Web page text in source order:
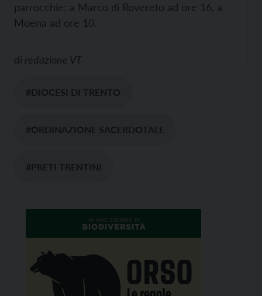
parrocchie: a Marco di Rovereto ad ore 16, a
Moena ad ore 10.
di redazione VT
#DIOCESI DI TRENTO
#ORDINAZIONE SACERDOTALE
#PRETI TRENTINI